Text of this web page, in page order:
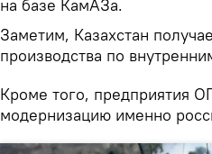
на базе КамАЗа.
Заметим, Казахстан
производства по
Кроме того, предприятия
модернизацию именно